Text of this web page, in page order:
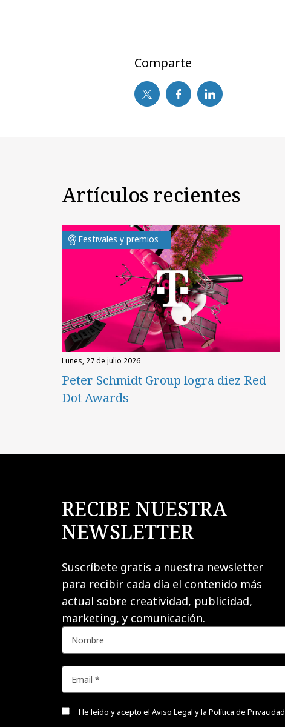
Comparte
Artículos recientes
Festivales y premios
lunes, 27 de julio 2026
Peter Schmidt Group logra diez Red
Dot Awards
RECIBE NUESTRA
NEWSLETTER
Suscríbete gratis a nuestra newsletter
para recibir cada día el contenido más
actual sobre creatividad, publicidad,
marketing, y comunicación.
He leído y acepto el Aviso Legal y la Política de Privacidad